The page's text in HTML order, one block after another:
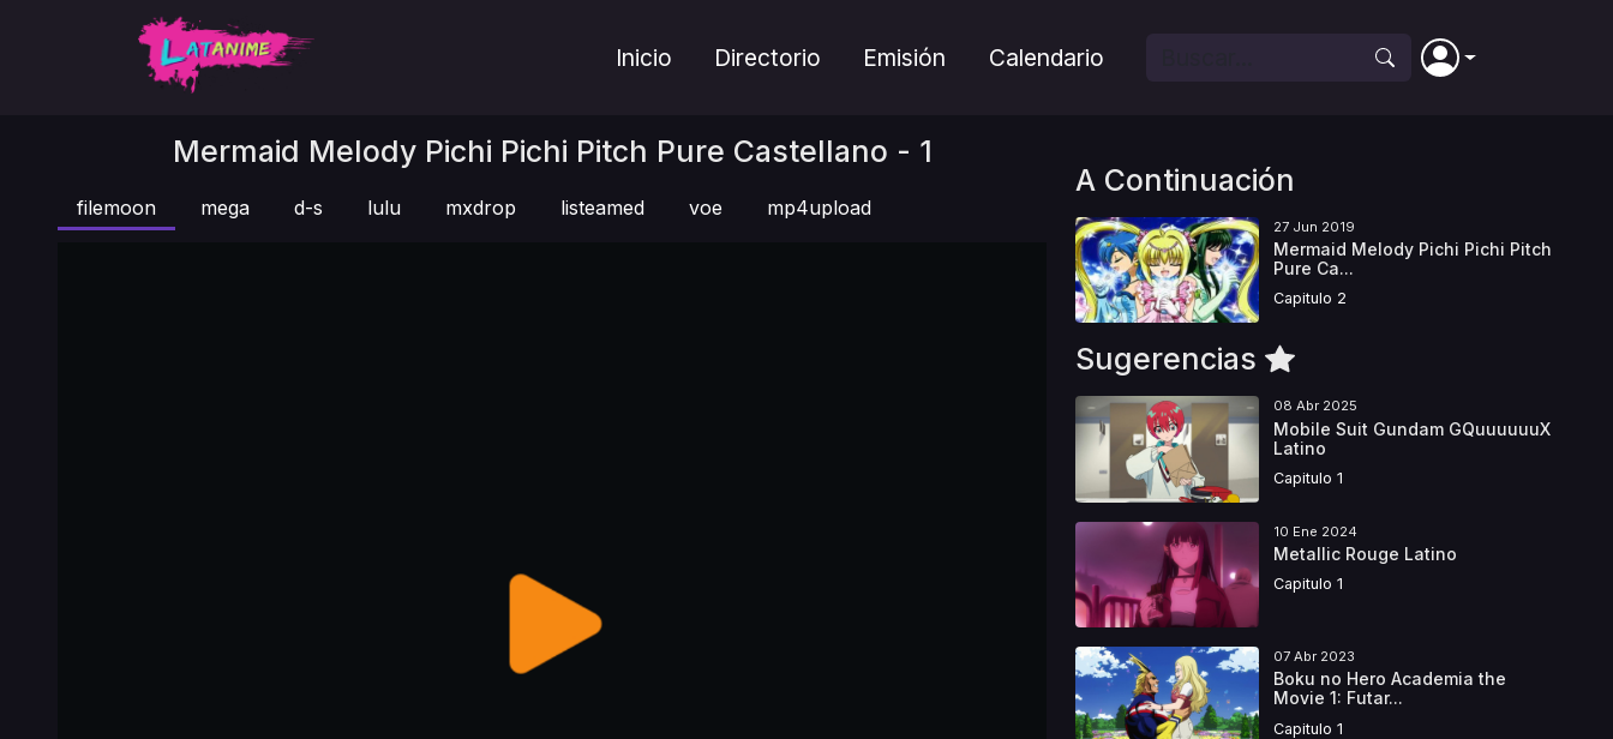
Inicio Directorio Emisión Calendario
Mermaid Melody Pichi Pichi Pitch Pure Castellano - 1
filemoon mega d-s lulu mxdrop listeamed voe mp4upload
A Continuación
27 Jun 2019
Mermaid Melody Pichi Pichi Pitch
Pure Ca...
Capitulo 2
Sugerencias
08 Abr 2025
Mobile Suit Gundam GQuuuuuuX
Latino
Capitulo 1
10 Ene 2024
Metallic Rouge Latino
Capitulo 1
07 Abr 2023
Boku no Hero Academia the
Movie 1: Futar...
Capitulo 1